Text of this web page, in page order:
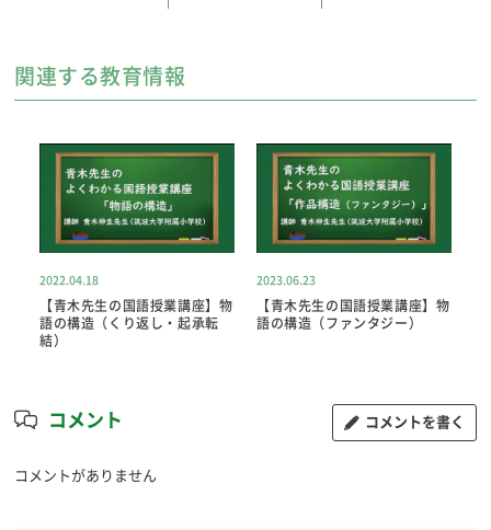
関連する教育情報
2022.04.18
【青木先生の国語授業講座】物
語の構造（くり返し・起承転
結）
2023.06.23
【青木先生の国語授業講座】物
語の構造（ファンタジー）
コメント コメントを書く
コメントがありません